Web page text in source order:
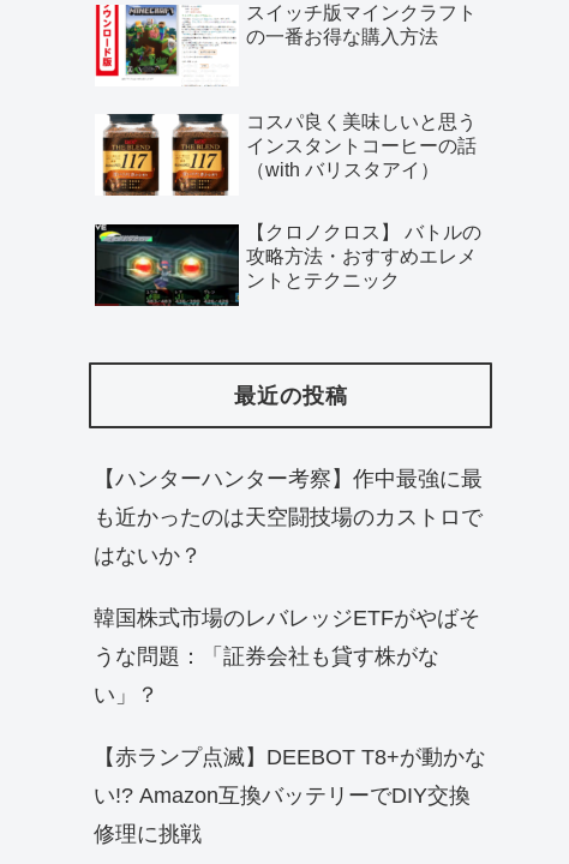
スイッチ版マインクラフト
の一番お得な購入方法
コスパ良く美味しいと思う
インスタントコーヒーの話
（with バリスタアイ）
【クロノクロス】 バトルの
攻略方法・おすすめエレメ
ントとテクニック
最近の投稿
【ハンターハンター考察】作中最強に最
も近かったのは天空闘技場のカストロで
はないか？
韓国株式市場のレバレッジETFがやばそ
うな問題：「証券会社も貸す株がな
い」？
【赤ランプ点滅】DEEBOT T8+が動かな
い!? Amazon互換バッテリーでDIY交換
修理に挑戦